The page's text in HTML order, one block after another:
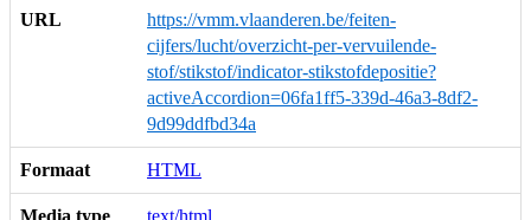
URL
https://vmm.vlaanderen.be/feiten-
cijfers/lucht/overzicht-per-vervuilende-
stof/stikstof/indicator-stikstofdepositie?
activeAccordion=06fa1ff5-339d-46a3-8df2-
9d99ddfbd34a
Formaat HTML